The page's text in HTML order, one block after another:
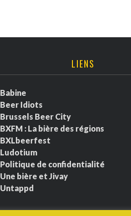
LIENS
Babine
Beer Idiots
Brussels Beer City
BXFM : La bière des régions
BXLbeerfest
Ludotium
Politique de confidentialité
Une bière et Jivay
Untappd